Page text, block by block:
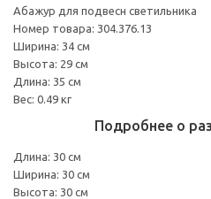
Абажур для подвесн светильника
Номер товара: 304.376.13
Ширина: 34 см
Высота: 29 см
Длина: 35 см
Вес: 0.49 кг
Подробнее о
Длина: 30 см
Ширина: 30 см
Высота: 30 см